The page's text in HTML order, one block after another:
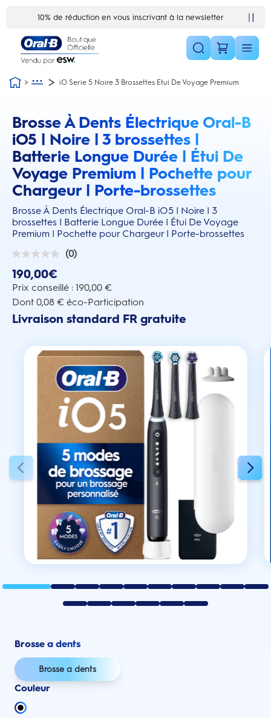
10% de réduction en vous inscrivant à la newsletter
iO Serie 5 Noire 3 Brossettes Etui De Voyage Premium
Brosse À Dents Électrique Oral-B
iO5 | Noire | 3 brossettes |
Batterie Longue Durée | Étui De
Voyage Premium | Pochette pour
Chargeur | Porte-brossettes
Brosse À Dents Électrique Oral-B iO5 | Noire | 3
brossettes | Batterie Longue Durée | Étui De Voyage
Premium | Pochette pour Chargeur | Porte-brossettes
this action will scroll you to the reviews section
(0)
0.0
étoiles.
190,00€
Prix conseillé : 190,00 €
Dont 0,08 € éco-Participation
Livraison standard FR gratuite
Brosse a dents
Brosse a dents
Couleur